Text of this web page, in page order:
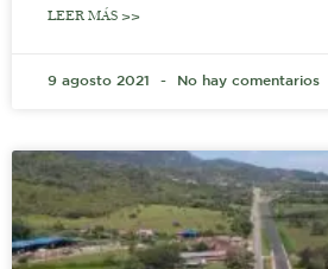
LEER MÁS >>
9 agosto 2021 No hay comentarios